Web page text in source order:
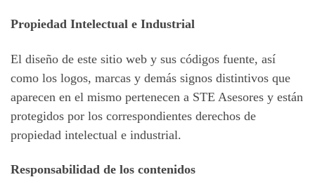
Propiedad Intelectual e Industrial
El diseño de este sitio web y sus códigos fuente, así
como los logos, marcas y demás signos distintivos que
aparecen en el mismo pertenecen a STE Asesores y están
protegidos por los correspondientes derechos de
propiedad intelectual e industrial.
Responsabilidad de los contenidos